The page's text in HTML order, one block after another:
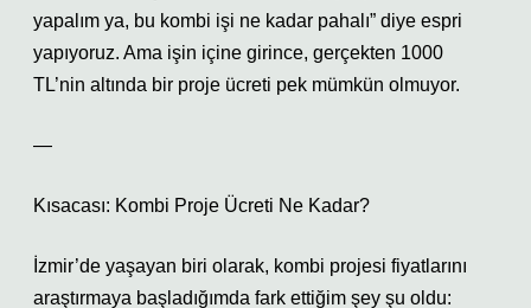
yapalım ya, bu kombi işi ne kadar pahalı” diye espri
yapıyoruz. Ama işin içine girince, gerçekten 1000
TL’nin altında bir proje ücreti pek mümkün olmuyor.
—
Kısacası: Kombi Proje Ücreti Ne Kadar?
İzmir’de yaşayan biri olarak, kombi projesi fiyatlarını
araştırmaya başladığımda fark ettiğim şey şu oldu: